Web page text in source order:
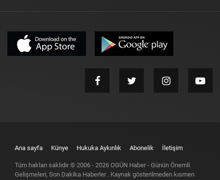
Ana sayfa Künye Hukuka Aykırılık Abonelik İletişim
Tüm hakları saklıdır © 2006 - 2026 OGÜN Haber - Günün Önemli
Gelişmeleri, Son Dakika Haberler . Kaynak gösterilmeden kısmen